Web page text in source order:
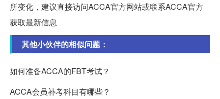
所变化，建议直接访问ACCA官方网站或联系ACCA官方
获取最新信息
其他小伙伴的相似问题：
如何准备ACCA的FBT考试？
ACCA会员补考科目有哪些？